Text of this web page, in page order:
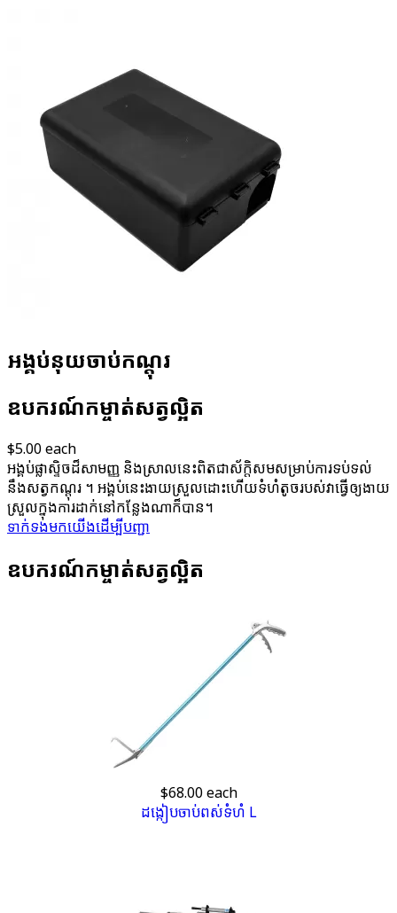
អង្គប់នុយ​ចាប់​កណ្តុរ
ឧបករណ៍​កម្ចាត់​សត្វល្អិត
$5.00each
អង្គប់ផ្លាស្ទិច​ដ៏សាមញ្ញ និងស្រាល​នេះ​ពិតជា​ស័ក្តិសម​សម្រាប់​ការ​ទប់ទល់​
នឹង​សត្វកណ្តុរ ។ អង្គប់នេះ​ងាយស្រួល​ដោះ​ហើយ​ទំហំ​តូច​របស់វា​ធ្វើឲ្យ​ងាយ
ស្រួល​ក្នុងការ​ដាក់​នៅ​កន្លែង​ណាក៏បាន។
ទាក់ទង​មក​យើង​ដើម្បី​បញ្ជា​
ឧបករណ៍​កម្ចាត់​សត្វល្អិត
$68.00 each
ដង្កៀបចាប់ពស់​ទំហំ L